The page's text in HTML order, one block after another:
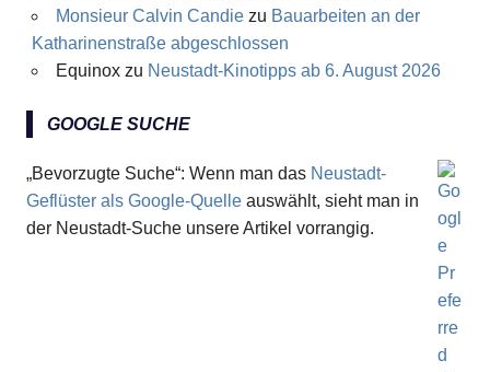
Monsieur Calvin Candiezu Bauarbeiten an der
Katharinenstraße abgeschlossen
Equinoxzu Neustadt-Kinotipps ab 6. August 2026
GOOGLE SUCHE
„Bevorzugte Suche“: Wenn man das Neustadt-
Geflüster als Google-Quelle auswählt, sieht man in
der Neustadt-Suche unsere Artikel vorrangig.